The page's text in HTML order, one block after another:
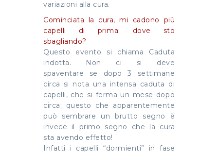
variazioni alla cura.
Cominciata la cura, mi cadono più
capelli di prima: dove sto
sbagliando?
Questo evento si chiama Caduta
indotta. Non ci si deve
spaventare se dopo 3 settimane
circa si nota una intensa caduta di
capelli, che si ferma un mese dopo
circa; questo che apparentemente
può sembrare un brutto segno è
invece il primo segno che la cura
sta avendo effetto!
Infatti i capelli “dormienti” in fase